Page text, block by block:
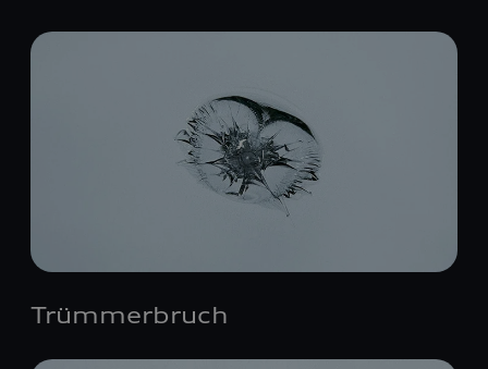
Trümmerbruch